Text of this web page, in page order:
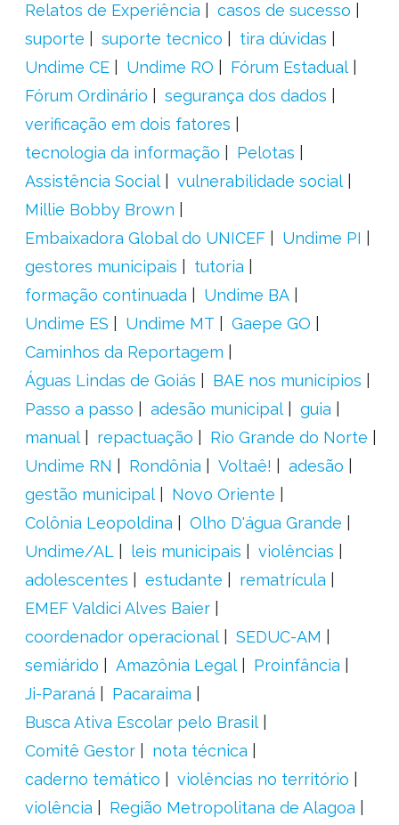
Relatos de Experiência
casos de sucesso
suporte
suporte tecnico
tira dúvidas
Undime CE
Undime RO
Fórum Estadual
Fórum Ordinário
segurança dos dados
verificação em dois fatores
tecnologia da informação
Pelotas
Assistência Social
vulnerabilidade social
Millie Bobby Brown
Embaixadora Global do UNICEF
Undime PI
gestores municipais
tutoria
formação continuada
Undime BA
Undime ES
Undime MT
Gaepe GO
Caminhos da Reportagem
Águas Lindas de Goiás
BAE nos municípios
Passo a passo
adesão municipal
guia
manual
repactuação
Rio Grande do Norte
Undime RN
Rondônia Voltaê!
adesão
gestão municipal
Novo Oriente
Colônia Leopoldina
Olho D'água Grande
Undime/AL
leis municipais
violências
adolescentes
estudante
rematrícula
EMEF Valdici Alves Baier
coordenador operacional
SEDUC-AM
semiárido
Amazônia Legal
Proinfância
Ji-Paraná
Pacaraima
Busca Ativa Escolar pelo Brasil
Comitê Gestor
nota técnica
caderno temático
violências no território
violência
Região Metropolitana de Alagoa